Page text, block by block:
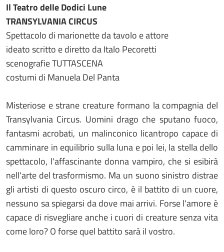
Il Teatro delle Dodici Lune
TRANSYLVANIA CIRCUS
Spettacolo di marionette da tavolo e attore
ideato scritto e diretto da Italo Pecoretti
scenografie TUTTASCENA
costumi di Manuela Del Panta
Misteriose e strane creature formano la compagnia del
Transylvania Circus. Uomini drago che sputano fuoco,
fantasmi acrobati, un malinconico licantropo capace di
camminare in equilibrio sulla luna e poi lei, la stella dello
spettacolo, l'affascinante donna vampiro, che si esibirà
nell'arte del trasformismo. Ma un suono sinistro distrae
gli artisti di questo oscuro circo, è il battito di un cuore,
nessuno sa spiegarsi da dove mai arrivi. Forse l'amore è
capace di risvegliare anche i cuori di creature senza vita
come loro? O forse quel battito sarà il vostro.